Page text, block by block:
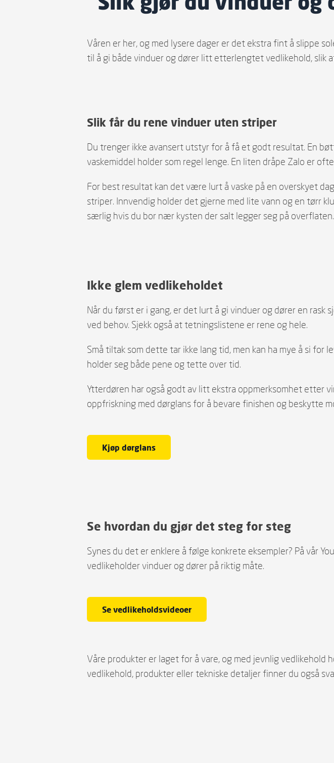
Våren er her, og med lysere dager er det ekstra fint å slippe
til å gi både vinduer og dører litt etterlengtet vedlikehold, slik
Slik får du rene vinduer uten striper
Du trenger ikke avansert utstyr for å få et godt resultat. En
vaskemiddel holder som regel lenge. En liten dråpe Zalo er
For best resultat kan det være lurt å vaske på en overskyet
striper. Innvendig holder det gjerne med lite vann og en tørr
særlig hvis du bor nær kysten der salt legger seg på overflaten.
Ikke glem vedlikeholdet
Når du først er i gang, er det lurt å gi vinduer og dører en rask
ved behov. Sjekk også at tetningslistene er rene og hele.
Små tiltak som dette tar ikke lang tid, men kan ha mye å si
holder seg både pene og tette over tid.
Ytterdøren har også godt av litt ekstra oppmerksomhet etter
oppfriskning med dørglans for å bevare finishen og beskytte
Kjøp dørglans
Se hvordan du gjør det steg for steg
Synes du det er enklere å følge konkrete eksempler? På vår
vedlikeholder vinduer og dører på riktig måte.
Se vedlikeholdsvideoer
Våre produkter er laget for å vare, og med jevnlig vedlikehold
vedlikehold, produkter eller tekniske detaljer finner du også